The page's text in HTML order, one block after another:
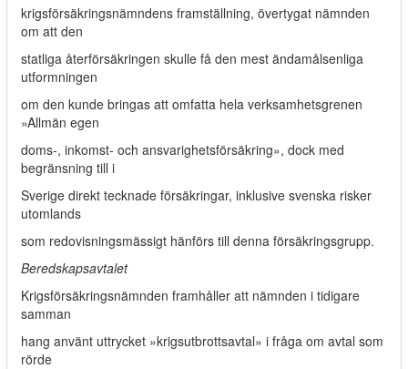
krigsförsäkringsnämndens framställning, övertygat nämnden
om att den
statliga återförsäkringen skulle få den mest ändamålsenliga
utformningen
om den kunde bringas att omfatta hela verksamhetsgrenen
»Allmän egen­
doms-, inkomst- och ansvarighetsförsäkring», dock med
begränsning till i
Sverige direkt tecknade försäkringar, inklusive svenska risker
utomlands
som redovisningsmässigt hänförs till denna försäkringsgrupp.
Beredskapsavtalet
Krigsförsäkringsnämnden framhåller att nämnden i tidigare
samman­
hang använt uttrycket »krigsutbrottsavtal» i fråga om avtal som
rörde